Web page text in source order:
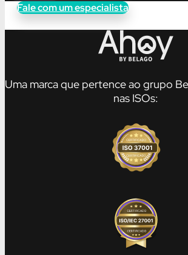
Fale com um especialista
Uma marca que pertence ao grupo
nas ISOs: